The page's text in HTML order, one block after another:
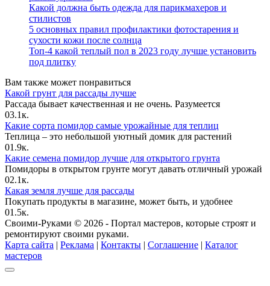
Какой должна быть одежда для парикмахеров и
стилистов
5 основных правил профилактики фотостарения и
сухости кожи после солнца
Топ-4 какой теплый пол в 2023 году лучше установить
под плитку
Вам также может понравиться
Какой грунт для рассады лучше
Рассада бывает качественная и не очень. Разумеется
03.1к.
Какие сорта помидор самые урожайные для теплиц
Теплица – это небольшой уютный домик для растений
01.9к.
Какие семена помидор лучше для открытого грунта
Помидоры в открытом грунте могут давать отличный урожай
02.1к.
Какая земля лучше для рассады
Покупать продукты в магазине, может быть, и удобнее
01.5к.
Своими-Руками © 2026 - Портал мастеров, которые строят и
ремонтируют своими руками.
Карта сайта | Реклама | Контакты | Соглашение | Каталог
мастеров